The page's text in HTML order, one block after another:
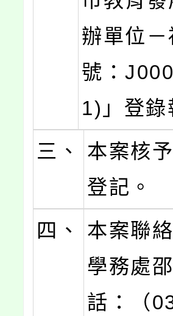
辦單位
號：
1)」登錄
三、
本案核
登記。
四、
本案聯
學務處
話：（